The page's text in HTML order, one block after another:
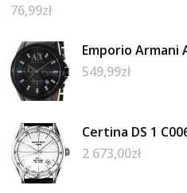
76,99zł
Emporio Armani
549,99zł
Certina DS 1
2 673,00zł